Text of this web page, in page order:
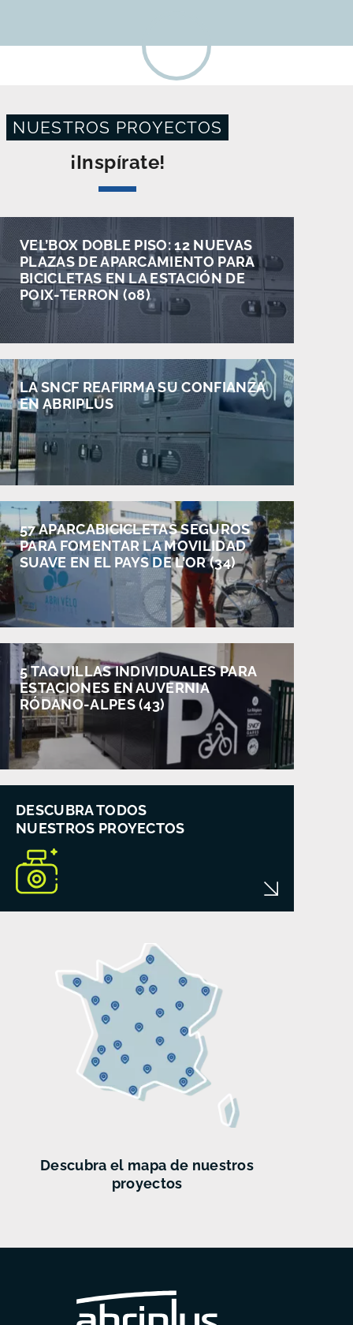
NUESTROS PROYECTOS
¡Inspírate!
VEL’BOX DOBLE PISO: 12 NUEVAS
PLAZAS DE APARCAMIENTO PARA
BICICLETAS EN LA ESTACIÓN DE
POIX-TERRON (08)
LA SNCF REAFIRMA SU CONFIANZA
EN ABRIPLUS
57 APARCABICICLETAS SEGUROS
PARA FOMENTAR LA MOVILIDAD
SUAVE EN EL PAYS DE L’OR (34)
5 TAQUILLAS INDIVIDUALES PARA
ESTACIONES EN AUVERNIA
RÓDANO-ALPES (43)
DESCUBRA TODOS
NUESTROS PROYECTOS
Descubra el mapa de nuestros
proyectos